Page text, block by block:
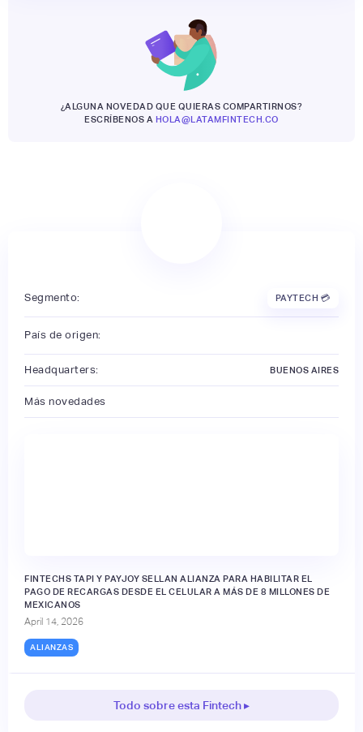
¿ALGUNA NOVEDAD QUE QUIERAS COMPARTIRNOS?
ESCRÍBENOS A HOLA@LATAMFINTECH.CO
Segmento: PAYTECH 💳
País de origen:
Headquarters: BUENOS AIRES
Más novedades
FINTECHS TAPI Y PAYJOY SELLAN ALIANZA PARA HABILITAR EL
PAGO DE RECARGAS DESDE EL CELULAR A MÁS DE 8 MILLONES DE
MEXICANOS
April 14, 2026
ALIANZAS
Todo sobre esta Fintech ▸